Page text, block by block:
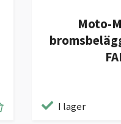
Moto-
I lager